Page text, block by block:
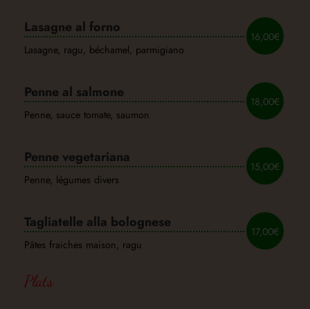
Lasagne al forno
16,00€
Lasagne, ragu, béchamel, parmigiano
Penne al salmone
18,00€
Penne, sauce tomate, saumon
Penne vegetariana
15,00€
Penne, légumes divers
Tagliatelle alla bolognese
17,00€
Pâtes fraiches maison, ragu
Plats